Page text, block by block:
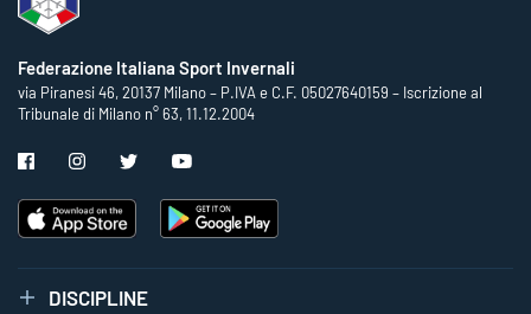
Federazione Italiana Sport Invernali
via Piranesi 46, 20137 Milano – P.IVA e C.F. 05027640159 – Iscrizione al
Tribunale di Milano n° 63, 11.12.2004
DISCIPLINE